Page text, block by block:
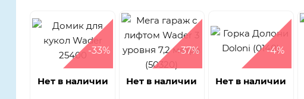
-33%
Нет в наличии
-37%
Нет в наличии
-4%
Нет в наличии